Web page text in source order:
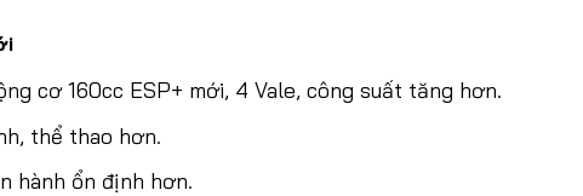
cơ 160cc ESP+ mới, 4 Vale, công suất tăng hơn.
thể thao hơn.
hành ổn định hơn.